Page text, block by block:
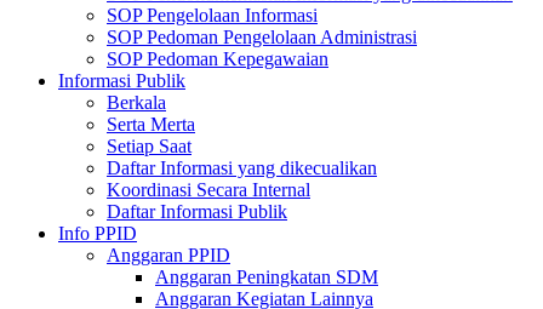
SOP Pengelolaan Informasi
SOP Pedoman Pengelolaan Administrasi
SOP Pedoman Kepegawaian
Informasi Publik
Berkala
Serta Merta
Setiap Saat
Daftar Informasi yang dikecualikan
Koordinasi Secara Internal
Daftar Informasi Publik
Info PPID
Anggaran PPID
Anggaran Peningkatan SDM
Anggaran Kegiatan Lainnya